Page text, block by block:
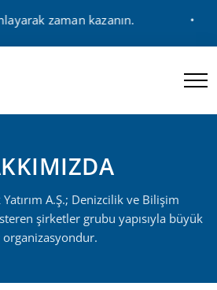
zaman kazanın.
A.Ş.; Denizcilik ve Bilişim
şirketler grubu yapısıyla büyük
organizasyondur.